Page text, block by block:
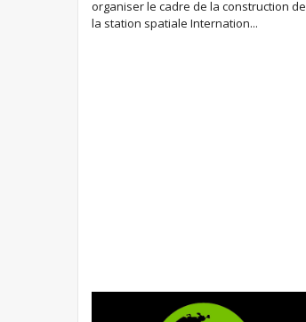
organiser le cadre de la construction de
la station spatiale Internation...